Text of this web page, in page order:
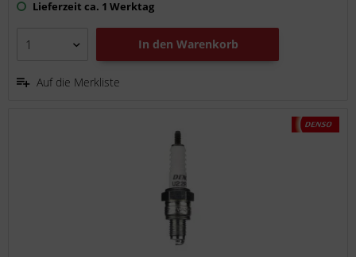
Lieferzeit ca. 1 Werktag
In den Warenkorb
Auf die Merkliste